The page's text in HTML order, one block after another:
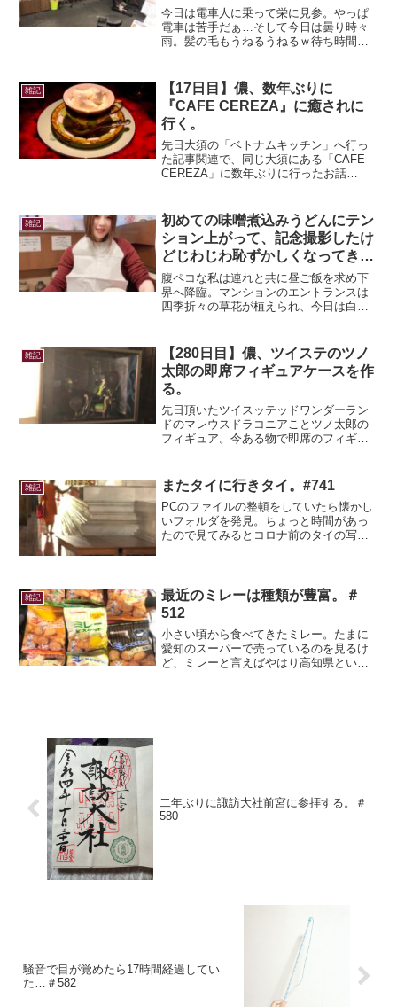
る。
今日は電車人に乗って栄に見参。やっぱ
電車は苦手だぁ…そして今日は曇り時々
雨。髪の毛もうねるうねるｗ待ち時間が1
リアにドラムエリアが。他の楽器店より
電子ドラムが多く置い...
雑記
【17日目】儂、数年ぶりに
『CAFE CEREZA』に癒されに
行く。
先日大須の「ベトナムキッチン」へ行っ
た記事関連で、同じ大須にある「CAFE
CEREZA」に数年ぶりに行ったお話
褒美、日常に疲弊した時に一人で行くよ
うにしています♪この...
雑記
初めての味噌煮込みうどんにテン
ション上がって、記念撮影したけ
どじわじわ恥ずかしくなってき
た。＃549
腹ペコな私は連れと共に昼ご飯を求め下
界へ降臨。マンションのエントランスは
四季折々の草花が植えられ、今日は白い
て以外にバリエーション豊富。因みに白
い彼岸花の花言葉は「また...
雑記
【280日目】儂、ツイステのツノ
太郎の即席フィギュアケースを作
る。
先日頂いたツイスッテッドワンダーラン
ドのマレウスドラコニアことツノ太郎の
フィギュア。今ある物で即席のフィギュ
またフィギュアケースを作るかもと思っ
て多めに買っていた材...
雑記 またタイに行きタイ。#741
PCのファイルの整頓をしていたら懐かし
いフォルダを発見。ちょっと時間があっ
たので見てみるとコロナ前のタイの写真
日だったので、石の床が...
雑記
最近のミレーは種類が豊富。＃
512
小さい頃から食べてきたミレー。たまに
愛知のスーパーで売っているのを見るけ
ど、ミレーと言えばやはり高知県という
二年ぶりに諏訪大社前宮に参拝する。＃
580
騒音で目が覚めたら17時間経過してい
た…＃582